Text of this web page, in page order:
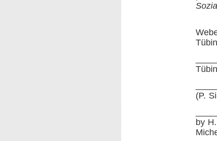
(P.
by